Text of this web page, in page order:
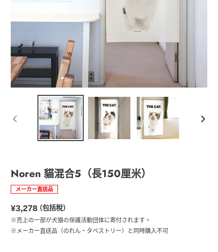
片
Noren 貓混合5（長150厘米）
メーカー直送品
正
常
價
¥3,278（包括稅）
※売上の一部が犬猫の保護活動団体に寄付されます。
※メーカー直送品（のれん・タペストリー）と同時購入不可